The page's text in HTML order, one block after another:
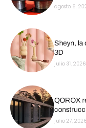
agosto 6,
Sheyn, la
3D
julio 31, 2026
QOROX
julio 27, 2026